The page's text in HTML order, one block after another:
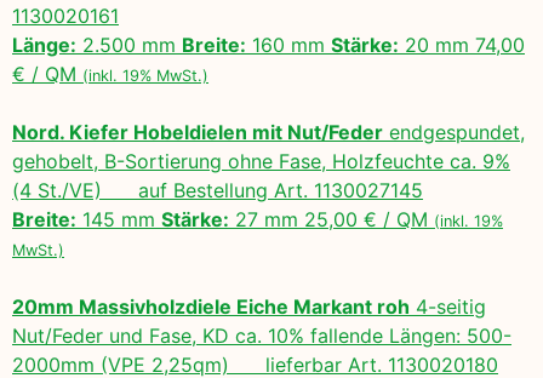
1130020161
Länge: 2.500 mm Breite: 160 mm Stärke: 20 mm 74,00
€ / QM (inkl. 19% MwSt.)
Nord. Kiefer Hobeldielen mit Nut/Feder endgespundet,
gehobelt, B-Sortierung ohne Fase, Holzfeuchte ca. 9%
(4 St./VE) auf Bestellung Art. 1130027145
Breite: 145 mm Stärke: 27 mm 25,00 € / QM (inkl. 19%
MwSt.)
20mm Massivholzdiele Eiche Markant roh 4-seitig
Nut/Feder und Fase, KD ca. 10% fallende Längen: 500-
2000mm (VPE 2,25qm) lieferbar Art. 1130020180